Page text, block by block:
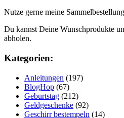
Nutze gerne meine
Du kannst Deine Wunschprodukte
abholen.
Kategorien:
Anleitungen (197)
BlogHop (67)
Geburtstag (212)
Geldgeschenke (92)
Geschirr bestempeln (14)